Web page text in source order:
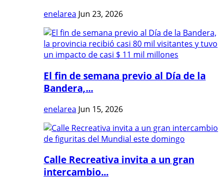
enelarea Jun 23, 2026
El fin de semana previo al Día de la
Bandera,...
enelarea Jun 15, 2026
Calle Recreativa invita a un gran
intercambio...